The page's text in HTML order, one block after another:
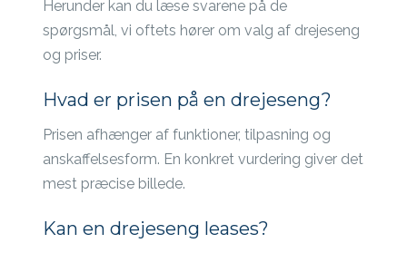
Herunder kan du læse svarene på de
spørgsmål, vi oftets hører om valg af drejeseng
og priser.
Hvad er prisen på en drejeseng?
Prisen afhænger af funktioner, tilpasning og
anskaffelsesform. En konkret vurdering giver det
mest præcise billede.
Kan en drejeseng leases?